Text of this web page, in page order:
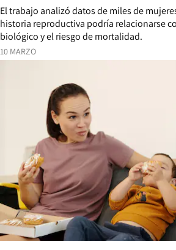
10 MARZO
El trabajo analizó datos de miles de
historia reproductiva podría relacionarse
biológico y el riesgo de mortalidad.